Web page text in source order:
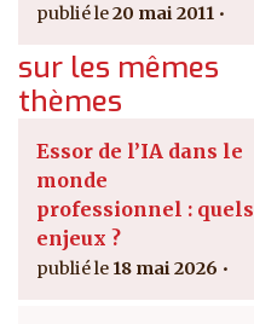
20 mai 2011
sur les mêmes
thèmes
Essor de l’IA dans le
monde
professionnel : quels
enjeux ?
18 mai 2026